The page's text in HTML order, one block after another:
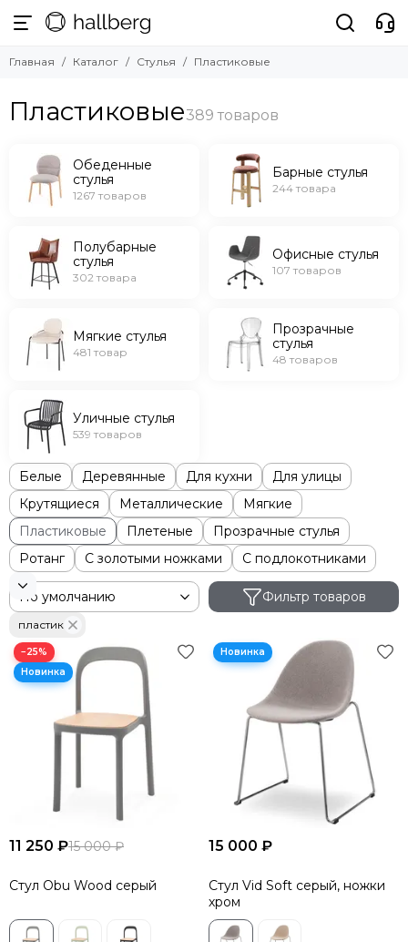
Стулья
Барные стулья
Офисные стулья
Мягкие стулья
Прозрачные стулья
Главная Каталог Стулья Пластиковые
Пластиковые
Обеденные
стулья
1267 товаров
Барные стулья
244 товара
Полубарные
стулья
302 товара
Офисные стулья
107 товаров
Мягкие стулья
481 товар
Прозрачные
стулья
48 товаров
Уличные стулья
539 товаров
Белые Деревянные Для кухни
Для улицы
Крутящиеся
Металлические
Мягкие
Пластиковые
Плетеные
Прозрачные стулья
Ротанг
С золотыми ножками С подлокотниками
Фильтр товаров
пластик
−25%
11 250 ₽15 000 ₽
Стул Obu Wood серый
15 000 ₽
Стул Vid Soft серый, ножки
хром